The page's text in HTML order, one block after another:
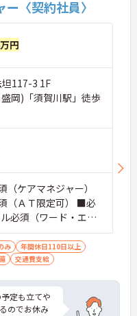
〈契約社員〉
円
117-3 1F
岡)「須賀川駅」徒歩
ケアマネジャー）
（ＡＴ限定可） ■必
必須（ワード・エク
員業務経験あり(経験
み
年間休日110日以上
交通費支給
定も立てや
のでお休み